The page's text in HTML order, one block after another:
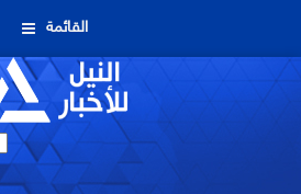
القائمة